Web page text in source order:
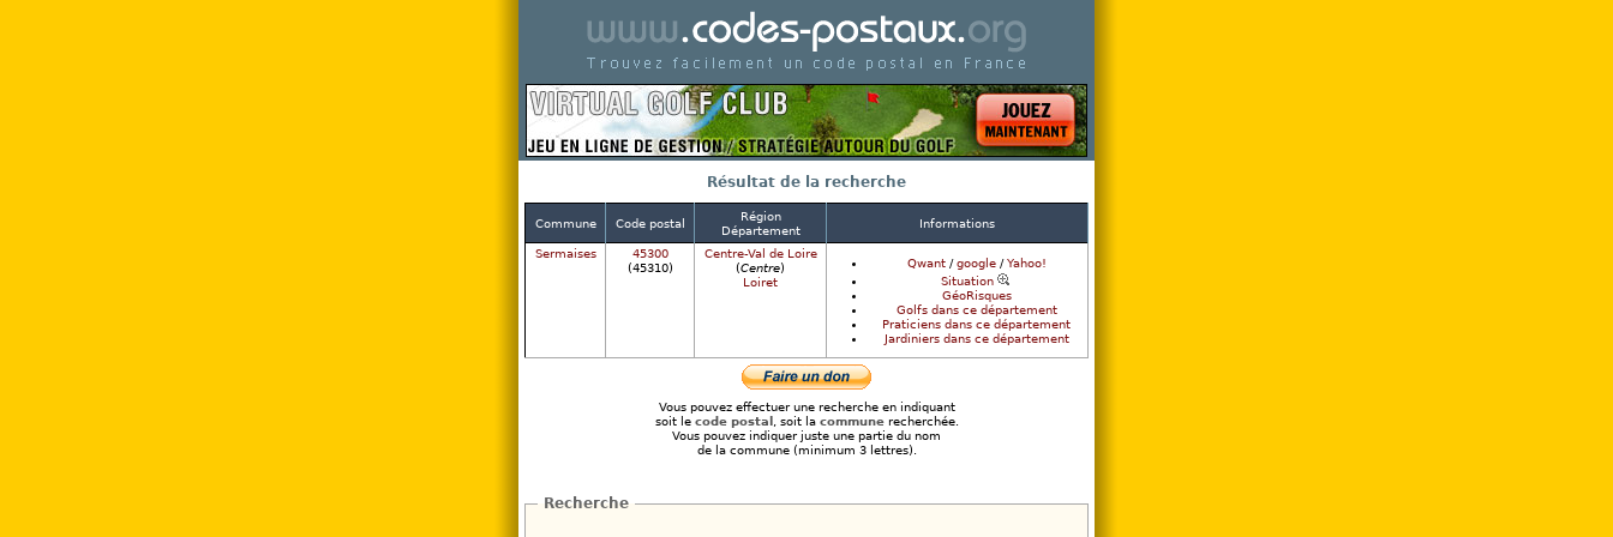
Code postal de france - Codes postaux en France
Résultat de la recherche
Commune Code postal
Région
Département
Informations
Sermaises
45300
(45310)
Centre-Val de Loire
(Centre)
Loiret
Qwant/google/Yahoo!
Situation
GéoRisques
Golfs dans ce département
Praticiens dans ce département
Jardiniers dans ce département
Vous pouvez effectuer une recherche en indiquant
soit le code postal, soit la communerecherchée.
Vous pouvez indiquer juste une partie du nom
de la commune (minimum 3 lettres).
Recherche